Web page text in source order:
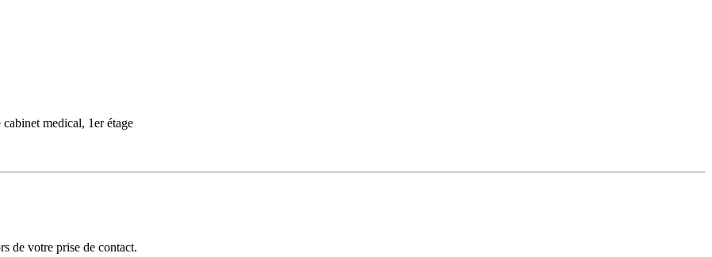
medical, 1er étage
de votre prise de contact.